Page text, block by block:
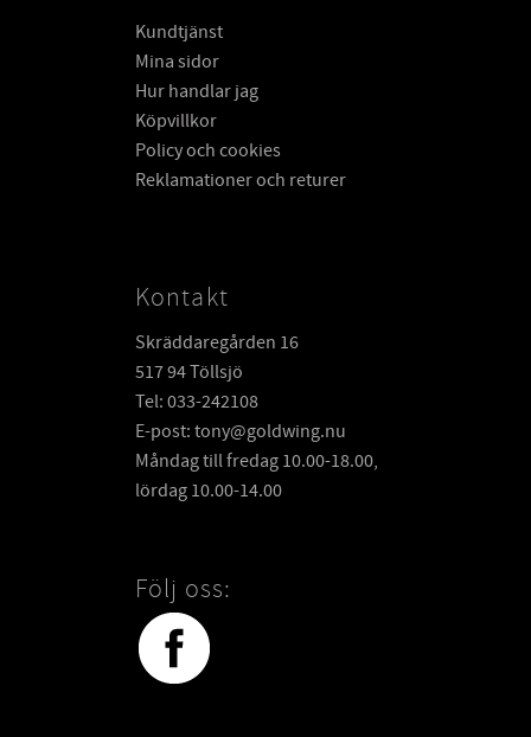
Kundtjänst
Mina sidor
Hur handlar jag
Köpvillkor
Policy och cookies
Reklamationer och returer
Kontakt
Skräddaregården 16
517 94 Töllsjö
Tel: 033-242108
E-post: tony@goldwing.nu
Måndag till fredag 10.00-18.00,
lördag 10.00-14.00
Följ oss: